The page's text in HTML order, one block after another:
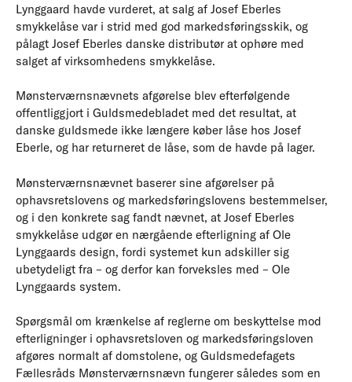
Lynggaard havde vurderet, at salg af Josef Eberles
smykkelåse var i strid med god markedsføringsskik, og
pålagt Josef Eberles danske distributør at ophøre med
salget af virksomhedens smykkelåse.
Mønsterværnsnævnets afgørelse blev efterfølgende
offentliggjort i Guldsmedebladet med det resultat, at
danske guldsmede ikke længere køber låse hos Josef
Eberle, og har returneret de låse, som de havde på lager.
Mønsterværnsnævnet baserer sine afgørelser på
ophavsretslovens og markedsføringslovens bestemmelser,
og i den konkrete sag fandt nævnet, at Josef Eberles
smykkelåse udgør en nærgående efterligning af Ole
Lynggaards design, fordi systemet kun adskiller sig
ubetydeligt fra – og derfor kan forveksles med – Ole
Lynggaards system.
Spørgsmål om krænkelse af reglerne om beskyttelse mod
efterligninger i ophavsretsloven og markedsføringsloven
afgøres normalt af domstolene, og Guldsmedefagets
Fællesråds Mønsterværnsnævn fungerer således som en